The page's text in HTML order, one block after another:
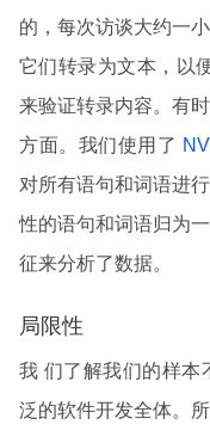
的，每次访谈大约一
它们转录为文本，以
来验证转录内容。有
方面。我们使用了
对所有语句和词语进
性的语句和词语归为
征来分析了数据。
局限性
我 们了解我们的样本
泛的软件开发全体。